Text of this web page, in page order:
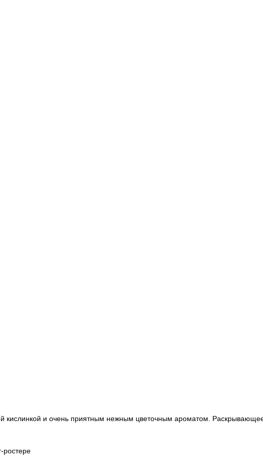
кислинкой и очень приятным нежным цветочным ароматом.
ростере